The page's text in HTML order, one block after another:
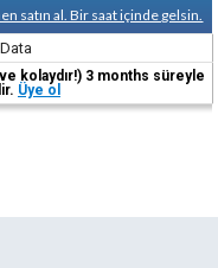
satın al. Bir saat içinde gelsin.
ve kolaydır!) 3 months süreyle
Üye ol